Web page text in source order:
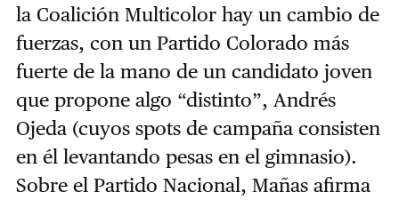
la Coalición Multicolor hay un cambio de
fuerzas, con un Partido Colorado más
fuerte de la mano de un candidato joven
que propone algo “distinto”, Andrés
Ojeda (cuyos spots de campaña consisten
en él levantando pesas en el gimnasio).
Sobre el Partido Nacional, Mañas afirma